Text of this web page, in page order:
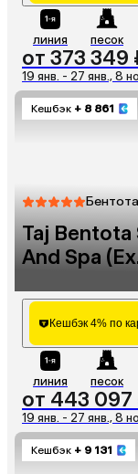
линия песок
от 373 349
19 янв. - 27 янв., 8
Кешбэк + 8 861
Taj Bentota
And Spa
Кешбэк 4% по
линия песок
от 443 097
19 янв. - 27 янв., 8
Кешбэк + 9 131